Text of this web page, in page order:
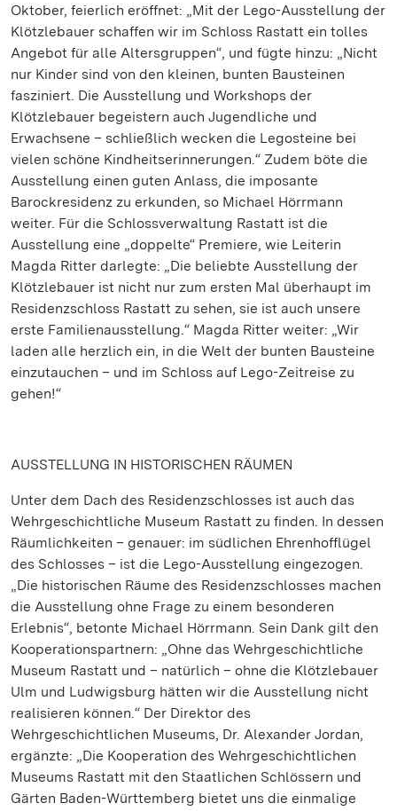
Oktober, feierlich eröffnet: „Mit der Lego-Ausstellung der
Klötzlebauer schaffen wir im Schloss Rastatt ein tolles
Angebot für alle Altersgruppen“, und fügte hinzu: „Nicht
nur Kinder sind von den kleinen, bunten Bausteinen
fasziniert. Die Ausstellung und Workshops der
Klötzlebauer begeistern auch Jugendliche und
Erwachsene – schließlich wecken die Legosteine bei
vielen schöne Kindheitserinnerungen.“ Zudem böte die
Ausstellung einen guten Anlass, die imposante
Barockresidenz zu erkunden, so Michael Hörrmann
weiter. Für die Schlossverwaltung Rastatt ist die
Ausstellung eine „doppelte“ Premiere, wie Leiterin
Magda Ritter darlegte: „Die beliebte Ausstellung der
Klötzlebauer ist nicht nur zum ersten Mal überhaupt im
Residenzschloss Rastatt zu sehen, sie ist auch unsere
erste Familienausstellung.“ Magda Ritter weiter: „Wir
laden alle herzlich ein, in die Welt der bunten Bausteine
einzutauchen – und im Schloss auf Lego-Zeitreise zu
gehen!“
AUSSTELLUNG IN HISTORISCHEN RÄUMEN
Unter dem Dach des Residenzschlosses ist auch das
Wehrgeschichtliche Museum Rastatt zu finden. In dessen
Räumlichkeiten – genauer: im südlichen Ehrenhofflügel
des Schlosses – ist die Lego-Ausstellung eingezogen.
„Die historischen Räume des Residenzschlosses machen
die Ausstellung ohne Frage zu einem besonderen
Erlebnis“, betonte Michael Hörrmann. Sein Dank gilt den
Kooperationspartnern: „Ohne das Wehrgeschichtliche
Museum Rastatt und – natürlich – ohne die Klötzlebauer
Ulm und Ludwigsburg hätten wir die Ausstellung nicht
realisieren können.“ Der Direktor des
Wehrgeschichtlichen Museums, Dr. Alexander Jordan,
ergänzte: „Die Kooperation des Wehrgeschichtlichen
Museums Rastatt mit den Staatlichen Schlössern und
Gärten Baden-Württemberg bietet uns die einmalige